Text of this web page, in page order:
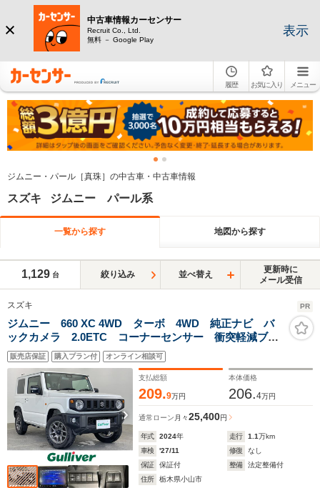
中古車情報カーセンサー
Recruit Co., Ltd.
無料 － Google Play
表示
履歴 お気に入り メニュー
ジムニー・パール［真珠］の中古車・中古車情報
スズキ ジムニー パール系
一覧から探す 地図から探す
1,129 台 絞り込み 並べ替え
更新時に
メール受信
スズキ PR
ジムニー 660 XC 4WD ターボ 4WD 純正ナビ バ
ックカメラ 2.0ETC コーナーセンサー 衝突軽減ブレ
ーキ 禁煙車 オートライト LEDヘッドライト フォ
グランプ スマートキー プッシュスタート アイドリ
ングストップ
販売店保証 購入プラン付 オンライン相談可
支払総額
209.9万円
本体価格
206.4万円
通常ローン 月々25,400円
年式 2024年 走行 1.1万km
車検
'27/11 修復
なし
保証
保証付 整備
法定整備付
住所
栃木県小山市